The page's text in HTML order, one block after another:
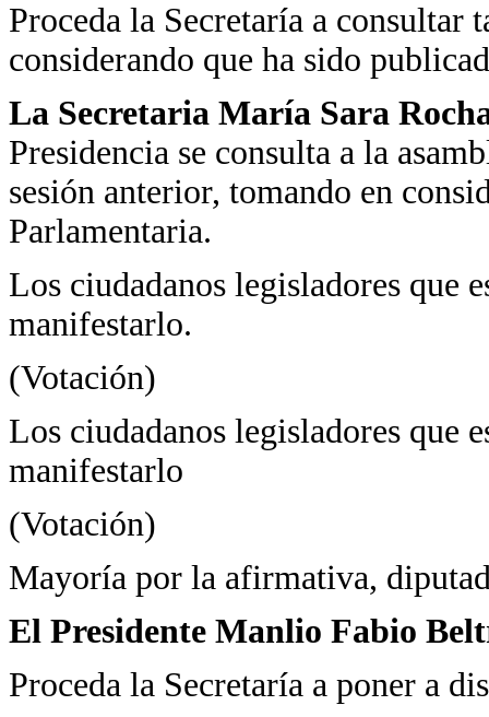
Proceda la Secretaría a consultar
considerando que ha sido
La Secretaria María Sara
Presidencia se consulta a la
sesión anterior, tomando en
Parlamentaria.
Los ciudadanos legisladores que
manifestarlo.
(Votación)
Los ciudadanos legisladores que
manifestarlo
(Votación)
Mayoría por la afirmativa,
El Presidente Manlio Fabio
Proceda la Secretaría a poner a